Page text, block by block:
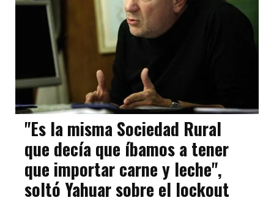
"Es la misma Sociedad Rural
que decía que íbamos a tener
que importar carne y leche",
soltó Yahuar sobre el lockout